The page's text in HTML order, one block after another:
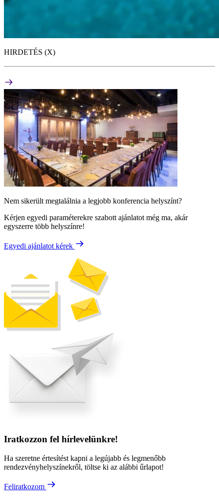
HIRDETÉS (X)
Nem sikerült megtalálnia a legjobb konferencia helyszínt?
Kérjen egyedi paraméterekre szabott ajánlatot még ma, akár
egyszerre több helyszínre!
Egyedi ajánlatot kérek
Iratkozzon fel hírlevelünkre!
Ha szeretne értesítést kapni a legújabb és legmenőbb
rendezvényhelyszínekről, töltse ki az alábbi űrlapot!
Feliratkozom